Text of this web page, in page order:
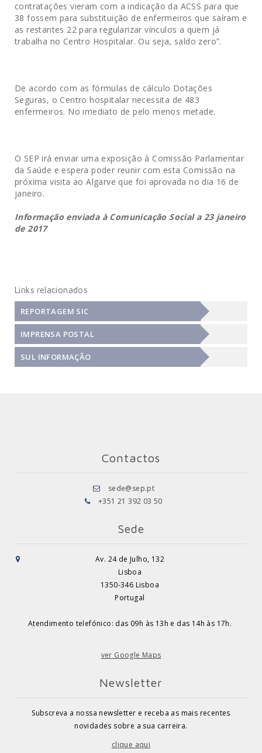
contratações vieram com a indicação da ACSS para que
38 fossem para substituição de enfermeiros que saíram e
as restantes 22 para regularizar vínculos a quem já
trabalha no Centro Hospitalar. Ou seja, saldo zero”.
De acordo com as fórmulas de cálculo Dotações
Seguras, o Centro hospitalar necessita de 483
enfermeiros. No imediato de pelo menos metade.
O SEP irá enviar uma exposição à Comissão Parlamentar
da Saúde e espera poder reunir com esta Comissão na
próxima visita ao Algarve que foi aprovada no dia 16 de
janeiro.
Informação enviada à Comunicação Social a 23 janeiro
de 2017
Links relacionados
REPORTAGEM SIC
IMPRENSA POSTAL
SUL INFORMAÇÃO
Contactos
sede@sep.pt
+351 21 392 03 50
Sede
Av. 24 de Julho, 132
Lisboa
1350-346 Lisboa
Portugal
Atendimento telefónico: das 09h às 13h e das 14h às 17h.
ver Google Maps
Newsletter
Subscreva a nossa newsletter e receba as mais recentes
novidades sobre a sua carreira.
clique aqui